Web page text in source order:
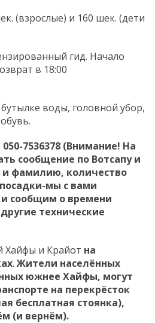
(взрослые) и 160 шек. (дети
гид. Начало
в 18:00
воды, головной убор,
7536378 (Внимание! На
сообщение по Вотсапу и
фамилию, количество
мы с вами
сообщим о времени
технические
Хайфы и Крайот на
.Жители населённых
южнее Хайфы, могут
на перекрёсток
бесплатная стоянка),
(и вернём).